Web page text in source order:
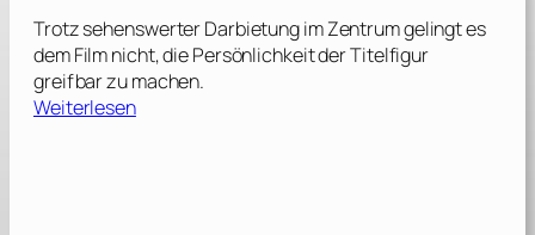
Trotz sehenswerter Darbietung im Zentrum gelingt es
dem Film nicht, die Persönlichkeit der Titelfigur
greifbar zu machen.
Weiterlesen: